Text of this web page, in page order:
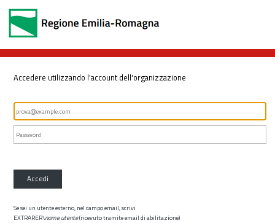
Accedere utilizzando l'account dell'organizzazione
Accedi
Se sei un utente esterno, nel campo email, scrivi
EXTRARER\nome utente(ricevuto tramite email di abilitazione)